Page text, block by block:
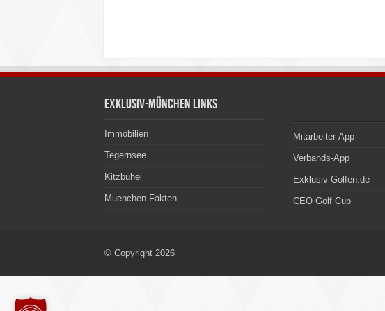
Exklusiv-München Links
Immobilien
Tegernsee
Kitzbühel
Muenchen Fakten
Mitarbeiter-App
Verbands-App
Exklusiv-Golfen.de
CEO Golf Cup
© Copyright 2026